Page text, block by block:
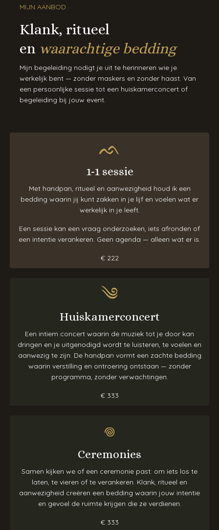
MIJN AANBOD
Klank, ritueel
en waarachtige bedding
Mijn begeleiding nodigt je uit te herinneren wie je
werkelijk bent — zonder maskers en zonder haast. Van
een persoonlijke sessie tot een huiskamerconcert of
begeleiding bij jouw event.
ᨒ
1-1 sessie
Met handpan, ritueel en aanwezigheid houd ik een
bedding waarin jij kunt zakken in je lijf en voelen wat er
werkelijk in je leeft.
Een sessie kan een vraag onderzoeken, iets afronden of
een intentie verankeren. Geen agenda — alleen wat er is.
€ 222
༄
Huiskamerconcert
Een intiem concert waarin de muziek tot je door kan
dringen en je uitgenodigd wordt te luisteren, te voelen en
aanwezig te zijn. De handpan vormt een zachte bedding
waarin verstilling en ontroering ontstaan — zonder
programma, zonder verwachtingen.
€ 333
𖦹
Ceremonies
Samen kijken we of een ceremonie past: om iets los te
laten, te vieren of te verankeren. Klank, ritueel en
aanwezigheid creëren een bedding waarin jouw intentie
en gevoel de ruimte krijgen die ze verdienen.
€ 333